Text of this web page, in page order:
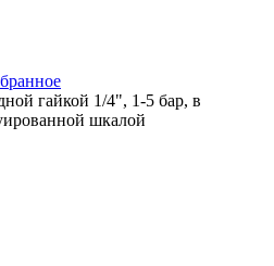
гайкой 1/4", 1-5 бар, в
шкалой